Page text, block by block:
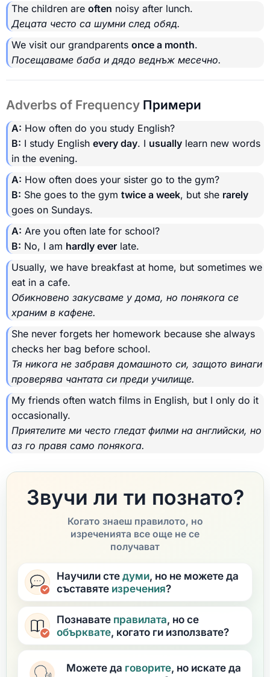
The children are often noisy after lunch.
Децата често са шумни след обяд.
We visit our grandparents once a month.
Посещаваме баба и дядо веднъж месечно.
Adverbs of Frequency Примери
A: How often do you study English?
B: I study English every day. I usually learn new words
in the evening.
A: How often does your sister go to the gym?
B: She goes to the gym twice a week, but she rarely
goes on Sundays.
A: Are you often late for school?
B: No, I am hardly ever late.
Usually, we have breakfast at home, but sometimes we
eat in a cafe.
Обикновено закусваме у дома, но понякога се
храним в кафене.
She never forgets her homework because she always
checks her bag before school.
Тя никога не забравя домашното си, защото винаги
проверява чантата си преди училище.
My friends often watch films in English, but I only do it
occasionally.
Приятелите ми често гледат филми на английски, но
аз го правя само понякога.
Звучи ли ти познато?
Когато знаеш правилото, но
изреченията все още не се
получават
Научили стедуми, но не можете да
съставяте изречения?
Познавате правилата, но се
обърквате, когато ги използвате?
Можете да говорите, но искате да